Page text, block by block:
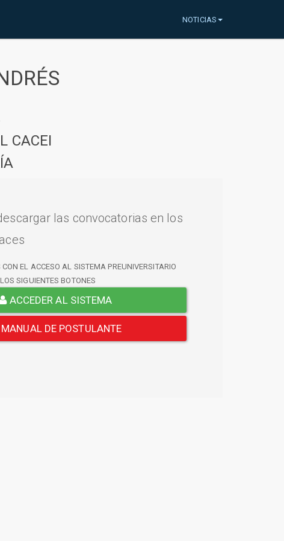
NOTICIAS
CACEI
las convocatorias en los
EL ACCESO AL SISTEMA PREUNIVERSITARIO
SIGUIENTES BOTONES
ACCEDER AL SISTEMA
MANUAL DE POSTULANTE